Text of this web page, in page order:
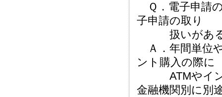
Ｑ．電子申請
子申請の取り
扱いがある金
Ａ．年間単位
ント購入の際に
ATMやインタ
金融機関別に別